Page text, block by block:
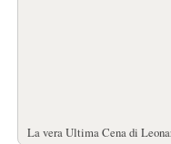
La vera Ultima Cena di